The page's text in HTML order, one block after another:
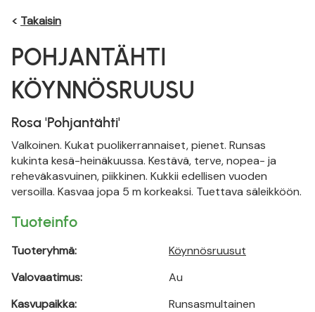
< Takaisin
POHJANTÄHTI
KÖYNNÖSRUUSU
Rosa 'Pohjantähti'
Valkoinen. Kukat puolikerrannaiset, pienet. Runsas
kukinta kesä-heinäkuussa. Kestävä, terve, nopea- ja
reheväkasvuinen, piikkinen. Kukkii edellisen vuoden
versoilla. Kasvaa jopa 5 m korkeaksi. Tuettava säleikköön.
Tuoteinfo
Tuoteryhmä:
Valovaatimus:
Kasvupaikka:
Köynnösruusut
Au
Runsasmultainen